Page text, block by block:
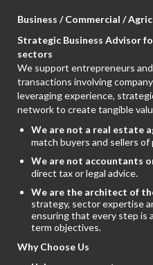
Business / Commercial /
Strategic Business Advisor
sectors
We support entrepreneurs
transactions involving
leveraging experience,
network to create tangible
We are not a real estate
match buyers and sellers
We are not accountants
direct tax or legal advice.
We are the architect of
strategy, sector expertise
ensuring that every step is
term objectives.
Why Choose Us